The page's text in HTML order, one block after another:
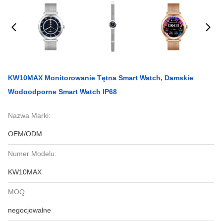
KW10MAX Monitorowanie Tętna Smart Watch, Damskie
Wodoodporne Smart Watch IP68
Nazwa Marki:
OEM/ODM
Numer Modelu:
KW10MAX
MOQ:
negocjowalne